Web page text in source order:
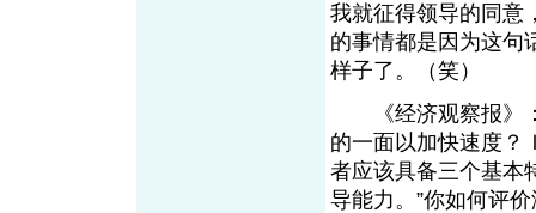
我就征得领导的同意
的事情都是因为这句
样子了。（笑）
《经济观察报》：
的一面以加快速度？
者应该具备三个基本
导能力。”你如何评